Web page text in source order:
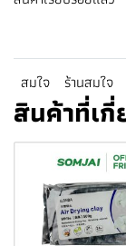
สมใจ ร้านสมใจ
สินค้าที่เกี่